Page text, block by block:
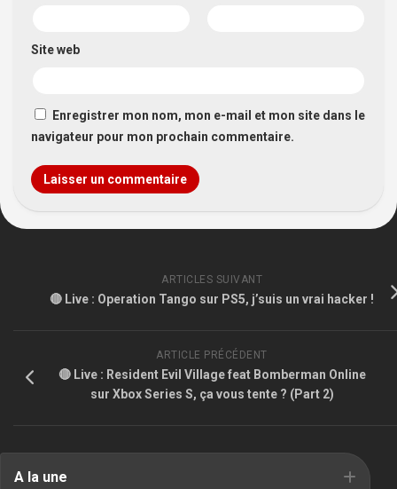
Site web
Enregistrer mon nom, mon e-mail et mon site dans le
navigateur pour mon prochain commentaire.
ARTICLES SUIVANT
🔴 Live : Operation Tango sur PS5, j’suis un vrai hacker !
ARTICLE PRÉCÉDENT
🔴 Live : Resident Evil Village feat Bomberman Online
sur Xbox Series S, ça vous tente ? (Part 2)
A la une